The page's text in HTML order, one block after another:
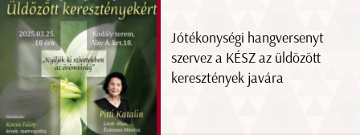
Jótékonységi hangversenyt
szervez a KÉSZ az üldözött
keresztények javára